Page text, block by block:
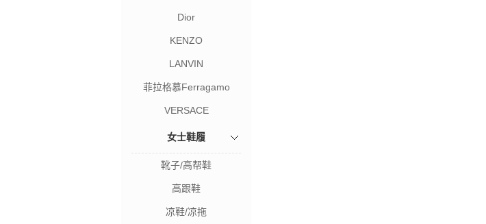
Dior
KENZO
LANVIN
菲拉格慕Ferragamo
VERSACE
女士鞋履
靴子/高帮鞋
高跟鞋
凉鞋/凉拖